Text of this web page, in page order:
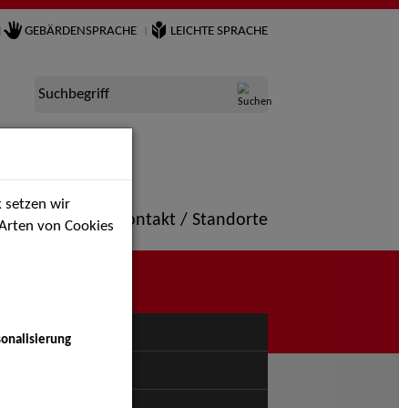
GEBÄRDENSPRACHE LEICHTE SPRACHE
Suchbegriff
Portfolio Kontakt / Standorte
setzen wir
von Cookies